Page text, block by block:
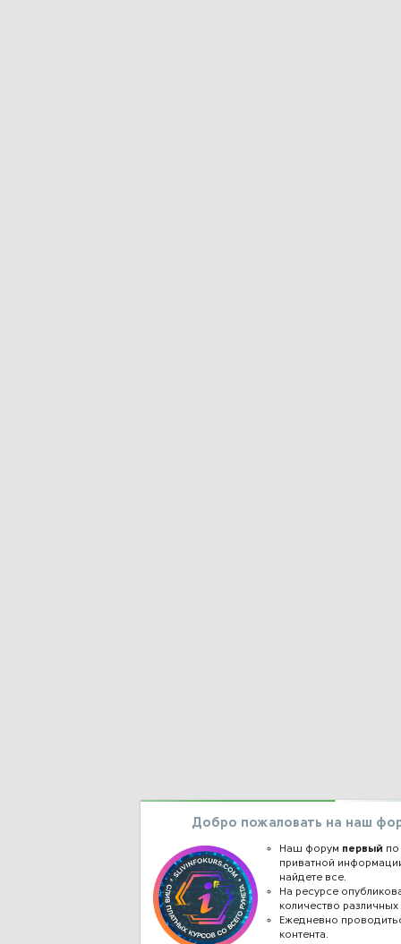
Добро пожаловать на наш
Наш форум первый
приватной
найдете все.
На ресурсе
количество различных
Ежедневно
контента.